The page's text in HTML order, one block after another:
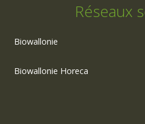
Réseaux
Biowallonie
Biowallonie Horeca